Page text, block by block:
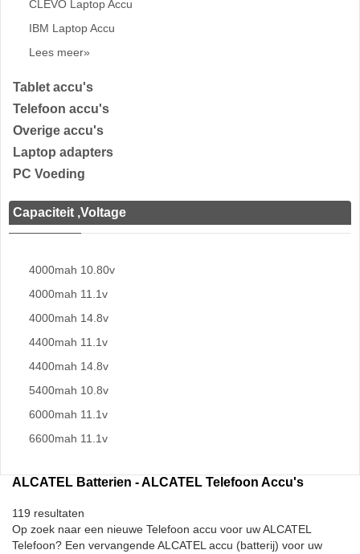
CLEVO Laptop Accu
IBM Laptop Accu
Lees meer»
Tablet accu's
Telefoon accu's
Overige accu's
Laptop adapters
PC Voeding
Capaciteit ,Voltage
4000mah 10.80v
4000mah 11.1v
4000mah 14.8v
4400mah 11.1v
4400mah 14.8v
5400mah 10.8v
6000mah 11.1v
6600mah 11.1v
ALCATEL Batterien - ALCATEL Telefoon Accu's
119 resultaten
Op zoek naar een nieuwe Telefoon accu voor uw ALCATEL
Telefoon? Een vervangende ALCATEL accu (batterij) voor uw